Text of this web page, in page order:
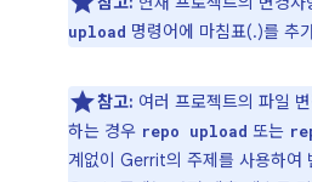
upload 명령어에 마침표(.)를 추
참고: 여러 프로젝트의 파일
하는 경우 repo upload 또는
계없이 Gerrit의 주제를 사용하여